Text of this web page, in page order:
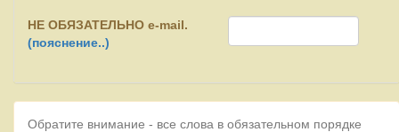
НЕ ОБЯЗАТЕЛЬНО e-mail.
(пояснение..)
Обратите внимание - все слова в обязательном порядке